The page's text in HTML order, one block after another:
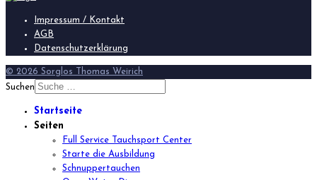
Impressum / Kontakt
AGB
Datenschutzerklärung
© 2026 Sorglos Thomas Weirich
Suchen
Startseite
Seiten
Full Service Tauchsport Center
Starte die Ausbildung
Schnuppertauchen